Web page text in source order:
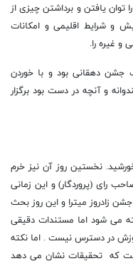
یافتن و برداشتن چیزی از
و شرایط اقلیمی و امکانات
و غیره را.
جشن دهقانی بود و با خوردن
و آنچه در دست بود برگزار
نخستین روز آن نیز خرم
رای (پروردگار) و این زمانی
جشن زادروز میترا و این روز بحث
می شود اما مستندات دقیقی
روزش در دسترس نیست . اما نکته
که تحقیقات نشان می دهد